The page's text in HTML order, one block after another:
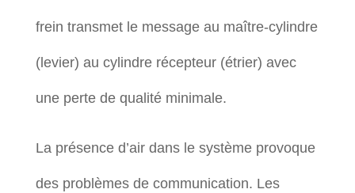
frein transmet le message au maître-cylindre
(levier) au cylindre récepteur (étrier) avec
une perte de qualité minimale.
La présence d’air dans le système provoque
des problèmes de communication. Les